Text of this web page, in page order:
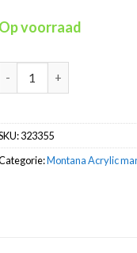
Op voorraad
323355
Montana Acrylic